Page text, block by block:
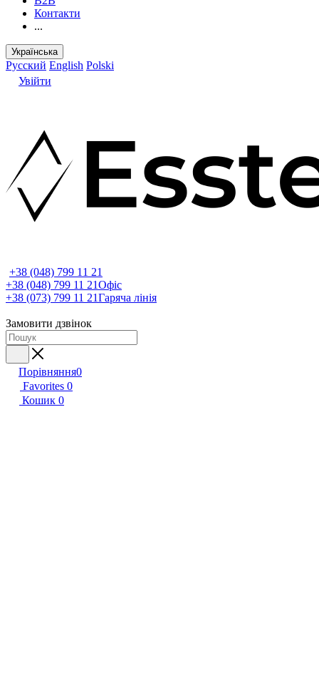
Контакти
...
Українська
Русский English Polski
Увійти
+38 (048) 799 11 21
+38 (048) 799 11 21Офіс
+38 (073) 799 11 21Гаряча лінія
Замовити дзвінок
Порівняння0
Favorites 0
Кошик 0